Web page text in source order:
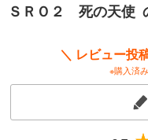
ＳＲＯ２ 死の天使
＼ レビュー投
※購入済